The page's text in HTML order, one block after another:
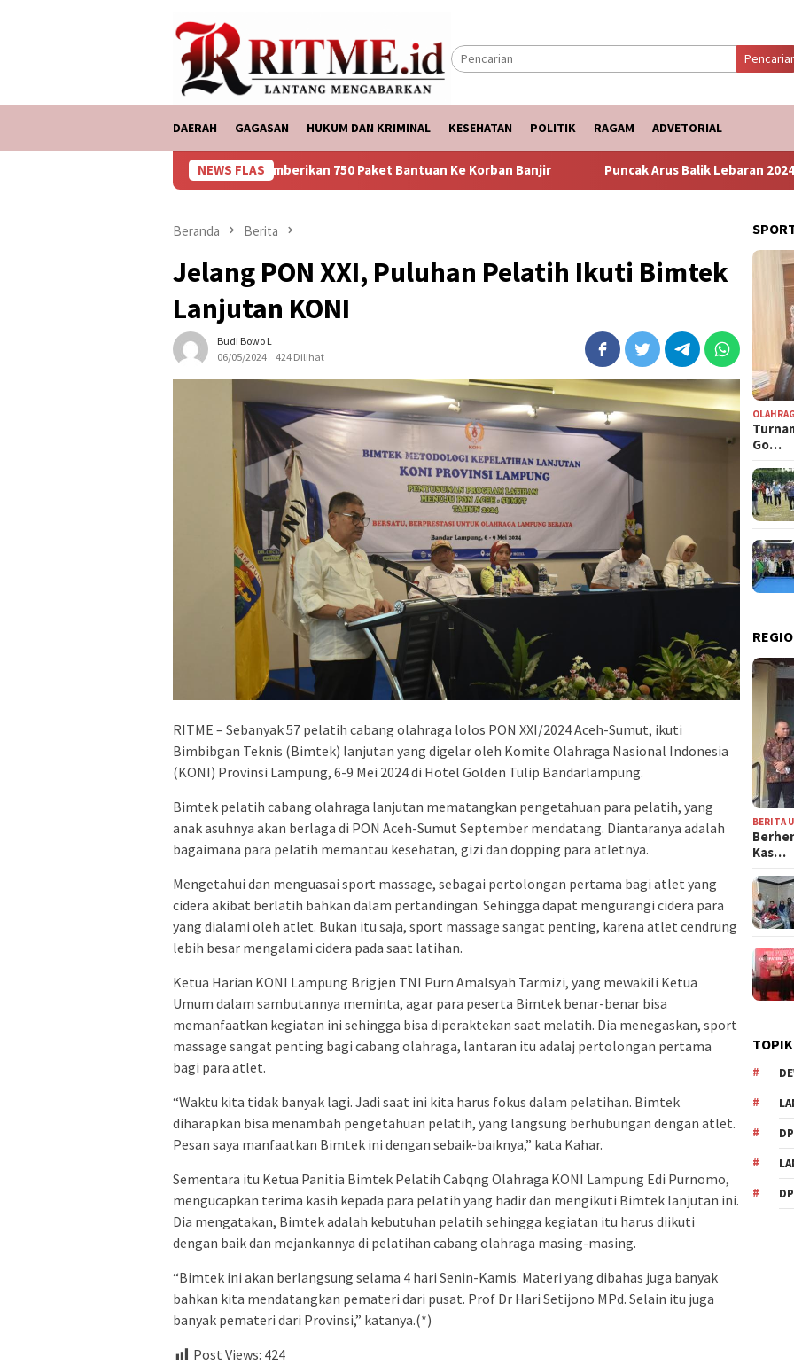
DAERAH GAGASAN HUKUM DAN KRIMINAL KESEHATAN POLITIK RAGAM ADVETORIAL
NEWS FLAS
ASDP Bakauheni, Memberikan 750 Paket Bantuan Ke Korban Banjir Puncak Arus Balik Lebaran 2024 Diperkirakan Hari
Beranda Berita
Jelang PON XXI, Puluhan Pelatih Ikuti Bimtek
Lanjutan KONI
Budi Bowo L
06/05/2024
424 Dilihat
RITME – Sebanyak 57 pelatih cabang olahraga lolos PON XXI/2024 Aceh-Sumut, ikuti
Bimbibgan Teknis (Bimtek) lanjutan yang digelar oleh Komite Olahraga Nasional Indonesia
(KONI) Provinsi Lampung, 6-9 Mei 2024 di Hotel Golden Tulip Bandarlampung.
Bimtek pelatih cabang olahraga lanjutan mematangkan pengetahuan para pelatih, yang
anak asuhnya akan berlaga di PON Aceh-Sumut September mendatang. Diantaranya adalah
bagaimana para pelatih memantau kesehatan, gizi dan dopping para atletnya.
Mengetahui dan menguasai sport massage, sebagai pertolongan pertama bagi atlet yang
cidera akibat berlatih bahkan dalam pertandingan. Sehingga dapat mengurangi cidera para
yang dialami oleh atlet. Bukan itu saja, sport massage sangat penting, karena atlet cendrung
lebih besar mengalami cidera pada saat latihan.
Ketua Harian KONI Lampung Brigjen TNI Purn Amalsyah Tarmizi, yang mewakili Ketua
Umum dalam sambutannya meminta, agar para peserta Bimtek benar-benar bisa
memanfaatkan kegiatan ini sehingga bisa diperaktekan saat melatih. Dia menegaskan, sport
massage sangat penting bagi cabang olahraga, lantaran itu adalaj pertolongan pertama
bagi para atlet.
“Waktu kita tidak banyak lagi. Jadi saat ini kita harus fokus dalam pelatihan. Bimtek
diharapkan bisa menambah pengetahuan pelatih, yang langsung berhubungan dengan atlet.
Pesan saya manfaatkan Bimtek ini dengan sebaik-baiknya,” kata Kahar.
Sementara itu Ketua Panitia Bimtek Pelatih Cabqng Olahraga KONI Lampung Edi Purnomo,
mengucapkan terima kasih kepada para pelatih yang hadir dan mengikuti Bimtek lanjutan ini.
Dia mengatakan, Bimtek adalah kebutuhan pelatih sehingga kegiatan itu harus diikuti
dengan baik dan mejankannya di pelatihan cabang olahraga masing-masing.
“Bimtek ini akan berlangsung selama 4 hari Senin-Kamis. Materi yang dibahas juga banyak
bahkan kita mendatangkan pemateri dari pusat. Prof Dr Hari Setijono MPd. Selain itu juga
banyak pemateri dari Provinsi,” katanya.(*)
Post Views: 424
Go…
BERITA
Kas…